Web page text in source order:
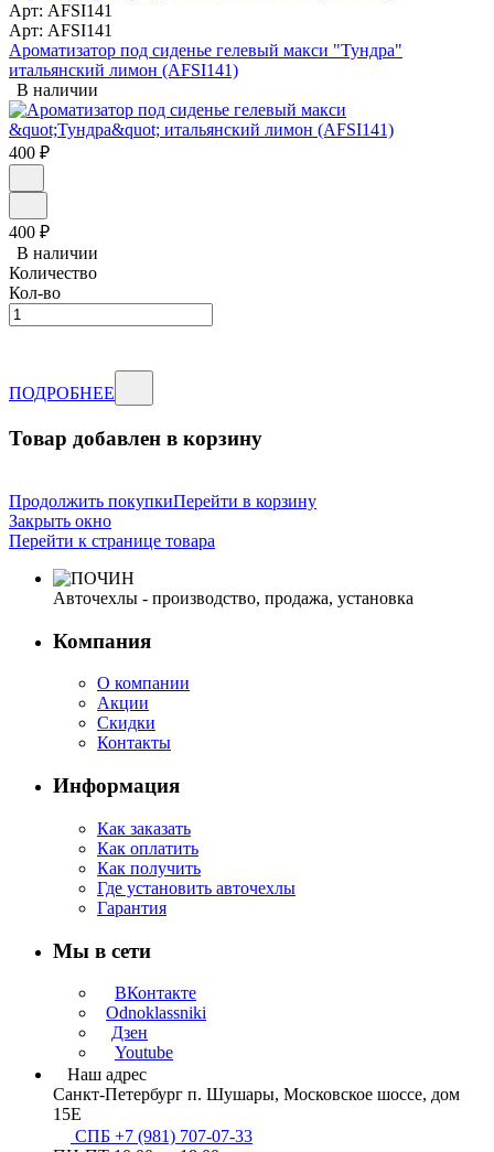
Арт: AFSI141
Арт: AFSI141
Ароматизатор под сиденье гелевый макси "Тундра"
итальянский лимон (AFSI141)
В наличии
400 ₽
400 ₽
В наличии
Количество
Кол-во
ПОДРОБНЕЕ
Товар добавлен в корзину
Продолжить покупкиПерейти в корзину
Закрыть окно
Перейти к странице товара
Авточехлы - производство, продажа, установка
Компания
О компании
Акции
Скидки
Контакты
Информация
Как заказать
Как оплатить
Как получить
Где установить авточехлы
Гарантия
Мы в сети
ВКонтакте
Odnoklassniki
Дзен
Youtube
Наш адрес
Санкт-Петербург п. Шушары, Московское шоссе, дом
15Е
СПБ +7 (981) 707-07-33